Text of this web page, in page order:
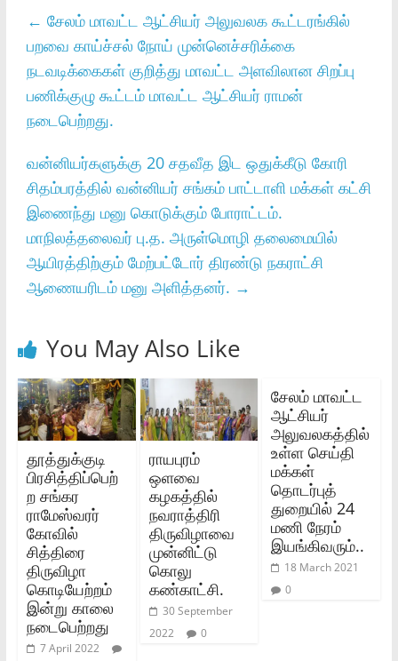
← சேலம் மாவட்ட ஆட்சியர் அலுவலக கூட்டரங்கில்
பறவை காய்ச்சல் நோய் முன்னெச்சரிக்கை
நடவடிக்கைகள் குறித்து மாவட்ட அளவிலான சிறப்பு
பணிக்குழு கூட்டம் மாவட்ட ஆட்சியர் ராமன்
நடைபெற்றது.
வன்னியர்களுக்கு 20 சதவீத இட ஒதுக்கீடு கோரி
சிதம்பரத்தில் வன்னியர் சங்கம் பாட்டாளி மக்கள் கட்சி
இணைந்து மனு கொடுக்கும் போராட்டம்.
மாநிலத்தலைவர் பு.த. அருள்மொழி தலைமையில்
ஆயிரத்திற்கும் மேற்பட்டோர் திரண்டு நகராட்சி
ஆணையரிடம் மனு அளித்தனர். →
You May Also Like
தூத்துக்குடி
பிரசித்திப்பெற்
ற சங்கர
ராமேஸ்வரர்
கோவில்
சித்திரை
திருவிழா
கொடியேற்றம்
இன்று காலை
நடைபெற்றது
7 April 2022
ராயபுரம்
ஒளவை
கழகத்தில்
நவராத்திரி
திருவிழாவை
முன்னிட்டு
கொலு
கண்காட்சி.
30 September
2022
0
சேலம் மாவட்ட
ஆட்சியர்
அலுவலகத்தில்
உள்ள செய்தி
மக்கள்
தொடர்புத்
துறையில் 24
மணி நேரம்
இயங்கிவரும்..
18 March 2021
0